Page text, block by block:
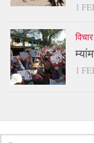
1
विचार
1